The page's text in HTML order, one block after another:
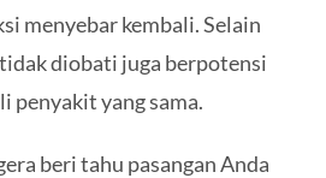
menyebar kembali. Selain
diobati juga berpotensi
penyakit yang sama.
beri tahu pasangan Anda